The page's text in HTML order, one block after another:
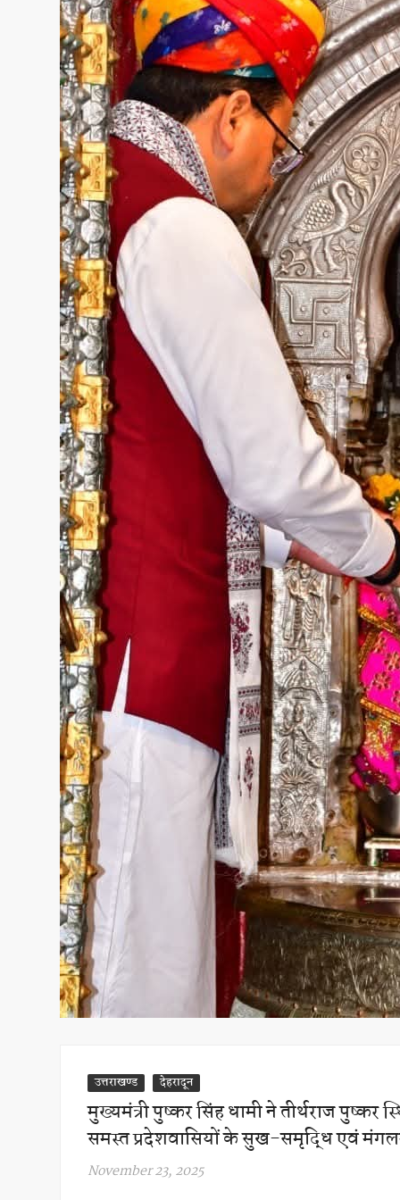
उत्तराखण्ड देहरादून
मुख्यमंत्री पुष्कर सिंह धामी ने तीर्थराज पुष्कर
समस्त प्रदेशवासियों के सुख-समृद्धि एवं
November 23, 2025